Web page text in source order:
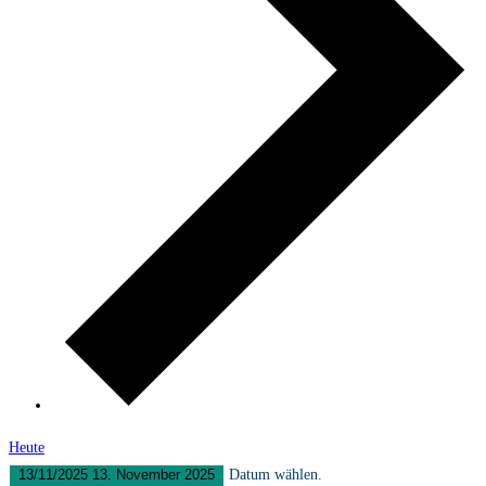
Heute
13/11/2025 13. November 2025 Datum wählen.